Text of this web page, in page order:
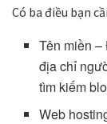
Có ba điều bạn
Tên miền
địa chỉ
tìm kiếm
Web